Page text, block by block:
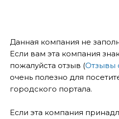
Данная компания не
Если вам эта компания
пожалуйста отзыв (Отзывы
очень полезно для
городского портала.
Если эта компания